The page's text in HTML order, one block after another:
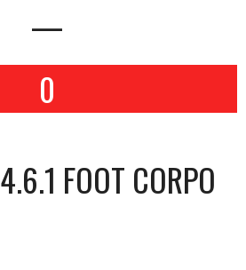
—
0
4.6.1 FOOT CORPO